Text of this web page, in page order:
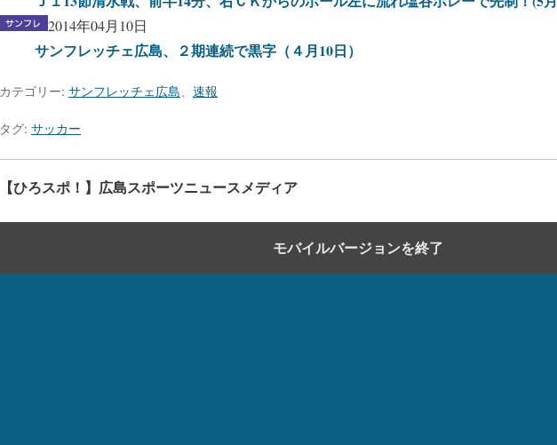
2014年04月10日
サンフレッチェ広島、２期連続で黒字（４月10日）
カテゴリー: サンフレッチェ広島 速報
タグ: サッカー
【ひろスポ！】広島スポーツニュースメディア
モバイルバージョンを終了